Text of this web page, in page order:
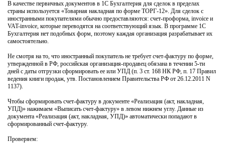
В качестве первичных документов в 1С Бухгалтерия для сделок в пределах
страны используется «Товарная накладная по форме ТОРГ-12». Для сделок с
иностранными покупателями обычно предоставляются: счет-проформа, invoice и
VAT-invoice, которые переводятся на соответствующий язык. В программе 1С
Бухгалтерия нет подобных форм, поэтому каждая организация разрабатывает их
самостоятельно.
Не смотря на то, что иностранный покупатель не требует счет-фактуру по форме,
утвержденной в РФ, российская организация-продавец обязана в течении 5-ти
дней с даты отгрузки сформировать ее или УПД (п. 3 ст. 168 НК РФ, п. 17 Правил
ведения книги продаж, утв. Постановлением Правительства РФ от 26.12.2011 N
1137).
Чтобы сформировать счет-фактуру в документе «Реализация (акт, накладная,
УПД)» нажимаем «Выписать счет-фактуру» в левом нижнем углу. Данные из
документа «Реализация (акт, накладная, УПД)» автоматически попадают в
сформированный счет-фактуру.
Проверяем: